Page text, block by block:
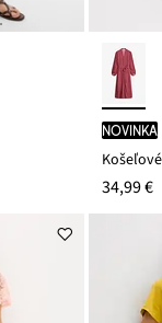
novinka
34,99 €